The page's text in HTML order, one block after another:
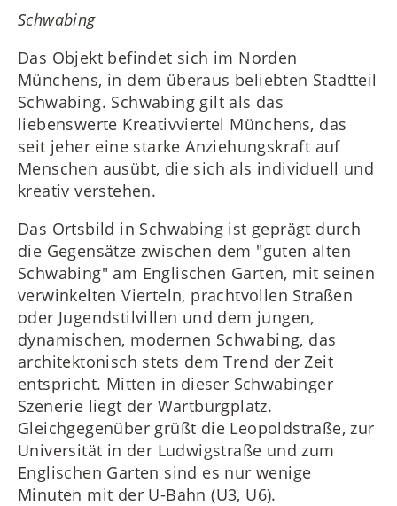
Schwabing
Das Objekt befindet sich im Norden
Münchens, in dem überaus beliebten Stadtteil
Schwabing. Schwabing gilt als das
liebenswerte Kreativviertel Münchens, das
seit jeher eine starke Anziehungskraft auf
Menschen ausübt, die sich als individuell und
kreativ verstehen.
Das Ortsbild in Schwabing ist geprägt durch
die Gegensätze zwischen dem "guten alten
Schwabing" am Englischen Garten, mit seinen
verwinkelten Vierteln, prachtvollen Straßen
oder Jugendstilvillen und dem jungen,
dynamischen, modernen Schwabing, das
architektonisch stets dem Trend der Zeit
entspricht. Mitten in dieser Schwabinger
Szenerie liegt der Wartburgplatz.
Gleichgegenüber grüßt die Leopoldstraße, zur
Universität in der Ludwigstraße und zum
Englischen Garten sind es nur wenige
Minuten mit der U-Bahn (U3, U6).